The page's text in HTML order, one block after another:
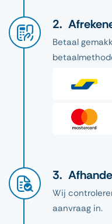
Betaal
Wij
aanvraag in.